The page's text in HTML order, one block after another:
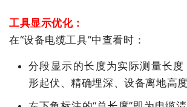
工具显示优化：
在“设备电缆工具”中查看时：
分段显示的长度为实际测量长
形起伏、精确埋深、设备离地高